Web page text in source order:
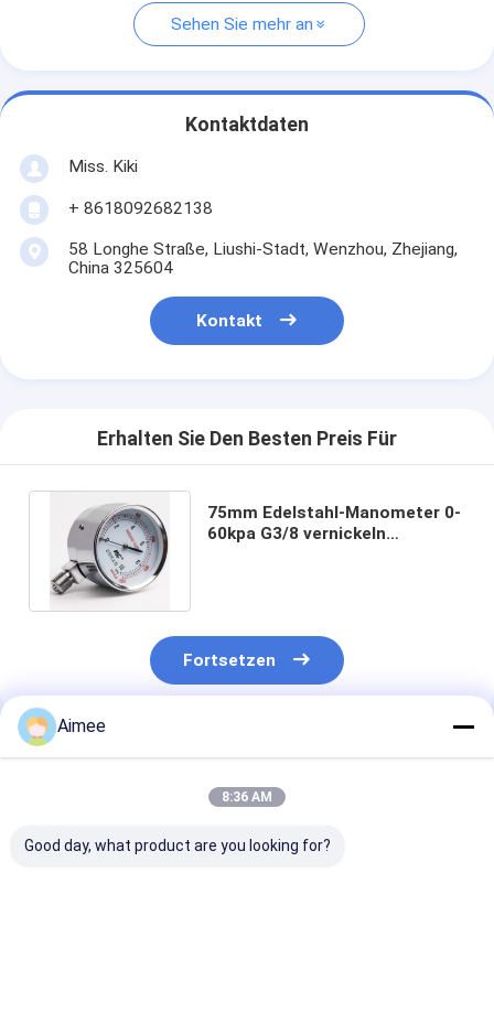
Sehen Sie mehr an
Kontaktdaten
Miss. Kiki
+ 8618092682138
58 Longhe Straße, Liushi-Stadt, Wenzhou, Zhejiang,
China 325604
Kontakt
Erhalten Sie Den Besten Preis Für
75mm Edelstahl-Manometer 0-
60kpa G3/8 vernickeln
Fortsetzen
Empfohlene Produkte
Aimee
8:36 AM
Good day, what product are you looking for?